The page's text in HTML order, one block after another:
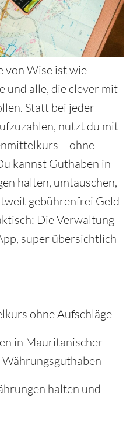
von Wise ist wie
und alle, die clever mit
Statt bei jeder
nutzt du mit
– ohne
kannst Guthaben in
halten, umtauschen,
gebührenfrei Geld
Die Verwaltung
super übersichtlich
ohne Aufschläge
in Mauritanischer
halten und